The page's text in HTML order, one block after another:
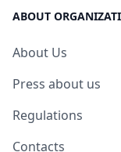
ABOUT
About Us
Press about us
Regulations
Contacts